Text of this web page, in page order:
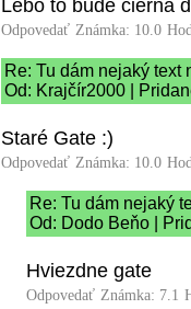
Lebo to bude čierna
Odpovedať Známka: 10.0
Re: Tu dám nejaký
Od: Krajčír2000 |
Staré Gate :)
Odpovedať Známka: 10.0
Re: Tu dám nejaký
Od: Dodo Beňo |
Hviezdne gate
Odpovedať Známka: 7.1